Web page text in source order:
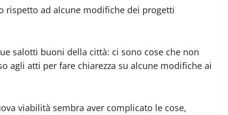
rispetto ad alcune modifiche dei progetti
salotti buoni della città: ci sono cose che non
agli atti per fare chiarezza su alcune modifiche ai
viabilità sembra aver complicato le cose,